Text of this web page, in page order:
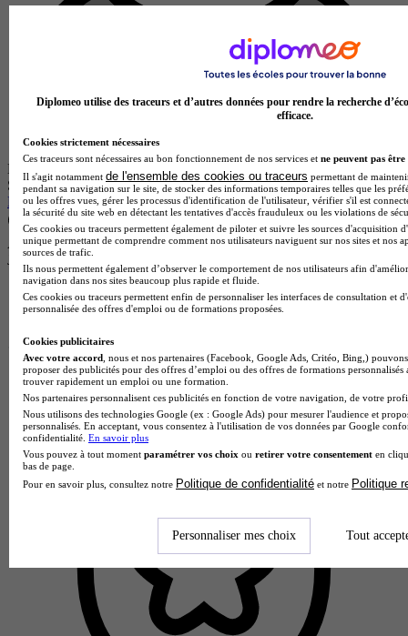
École partenaire
Skala Business School
Bachelor 3 - Ressources Humaines
Rouen 76000
Alternance possible
Je m’informe gratuitement
Diplomeo utilise des traceurs et d’autres données pour rendre la recherche
efficace.
Cookies strictement nécessaires
Ces traceurs sont nécessaires au bon fonctionnement de nos services et ne peuvent pas être
Il s'agit notamment de l'ensemble des cookies ou traceurs permettant de
pendant sa navigation sur le site, de stocker des informations temporaires telles que les
ou les offres vues, gérer les processus d'identification de l'utilisateur, vérifier s'il est
la sécurité du site web en détectant les tentatives d'accès frauduleux ou les violations de
Ces cookies ou traceurs permettent également de piloter et suivre les sources d'acquisition
unique permettant de comprendre comment nos utilisateurs naviguent sur nos sites et nos
sources de trafic.
Ils nous permettent également d’observer le comportement de nos utilisateurs afin
navigation dans nos sites beaucoup plus rapide et fluide.
Ces cookies ou traceurs permettent enfin de personnaliser les interfaces de consultation et
personnalisée des offres d'emploi ou de formations proposées.
Cookies publicitaires
Avec votre accord , nous et nos partenaires (Facebook, Google Ads, Critéo, Bing,)
proposer des publicités pour des offres d’emploi ou des offres de formations
trouver rapidement un emploi ou une formation.
Nos partenaires personnalisent ces publicités en fonction de votre navigation, de votre
Nous utilisons des technologies Google (ex : Google Ads) pour mesurer l'audience et
personnalisés. En acceptant, vous consentez à l'utilisation de vos données par Google
confidentialité. En savoir plus
Vous pouvez à tout moment paramétrer vos choix ou retirer votre consentement en
bas de page.
Pour en savoir plus, consultez notre Politique de confidentialité et notre Politique
Personnaliser mes choix Tout